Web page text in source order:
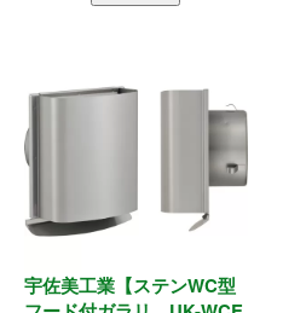
断熱材
屋内用手すり
宇佐美工業【ステンWC型